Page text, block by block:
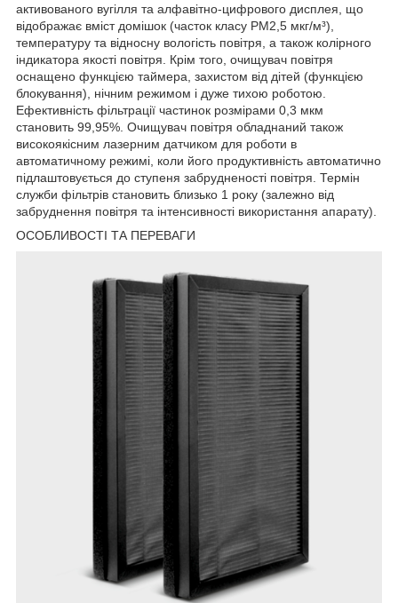
активованого вугілля та алфавітно-цифрового дисплея, що
відображає вміст домішок (часток класу PM2,5 мкг/м³),
температуру та відносну вологість повітря, а також колірного
індикатора якості повітря. Крім того, очищувач повітря
оснащено функцією таймера, захистом від дітей (функцією
блокування), нічним режимом і дуже тихою роботою.
Ефективність фільтрації частинок розмірами 0,3 мкм
становить 99,95%. Очищувач повітря обладнаний також
високоякісним лазерним датчиком для роботи в
автоматичному режимі, коли його продуктивність автоматично
підлаштовується до ступеня забрудненості повітря. Термін
служби фільтрів становить близько 1 року (залежно від
забруднення повітря та інтенсивності використання апарату).
ОСОБЛИВОСТІ ТА ПЕРЕВАГИ